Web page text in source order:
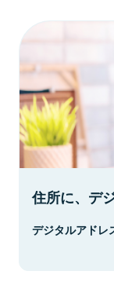
住所に、デ
デジタルアドレ